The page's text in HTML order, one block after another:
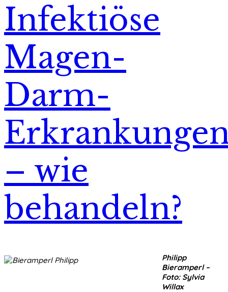
Infektiöse
Magen-
Darm-
– wie
behandeln?
Philipp
Bieramperl –
Foto: Sylvia
Willax